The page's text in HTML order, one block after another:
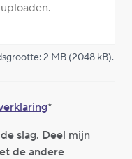
2 MB (2048 kB).
slag. Deel mijn
de andere